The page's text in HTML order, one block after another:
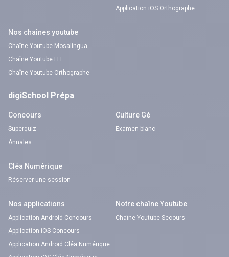
Application iOS Orthographe
Nos chaînes youtube
Chaîne Youtube Mosalingua
Chaîne Youtube FLE
Chaîne Youtube Orthographe
digiSchool Prépa
Concours
Superquiz
Annales
Culture Gé
Examen blanc
Cléa Numérique
Réserver une session
Nos applications
Application Android Concours
Application iOS Concours
Application Android Cléa Numérique
Notre chaîne Youtube
Chaîne Youtube Secours